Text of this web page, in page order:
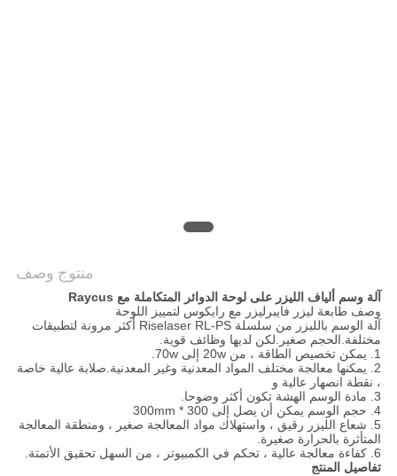
منتوج وصف
آلة وسم ألياف الليزر على لوحة الدوائر المتكاملة مع Raycus
وصف طابعة ليزر فايبرليزر مع رايكوس لتمييز اللوحة
آلة الوسم بالليزر من سلسلة Riselaser RL-PS أكثر مرونة لتطبيقات
مختلفة.الحجم صغير.لكن لديها وظائف قوية.
1. يمكن تخصيص الطاقة ، من 20w إلى 70w.
2. يمكنها معالجة مختلف المواد المعدنية وغير المعدنية.صلابة عالية خاصة
، نقطة انصهار عالية و
3. مادة الوسم الهشة تكون أكثر وضوحا.
4. حجم الوسم يمكن أن يصل إلى 300 * 300mm
5. شعاع الليزر رقيق ، واستهلاك مواد المعالجة صغير ، ومنطقة المعالجة
المتأثرة بالحرارة صغيرة.
6. كفاءة معالجة عالية ، تحكم في الكمبيوتر ، من السهل تحقيق الأتمتة.
تفاصيل المنتج